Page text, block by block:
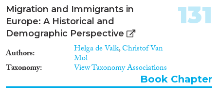
Migration and Immigrants in
Europe: A Historical and
Demographic Perspective
Authors Helga de Valk,Christof Van
Mol
Taxonomy View Taxonomy Associations
131
Book Chapter